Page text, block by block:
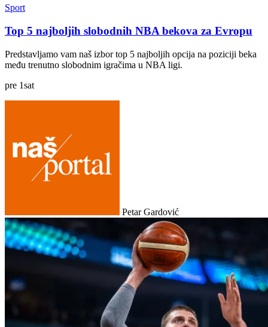
Sport
Top 5 najboljih slobodnih NBA bekova za Evropu
Predstavljamo vam naš izbor top 5 najboljih opcija na poziciji beka
među trenutno slobodnim igračima u NBA ligi.
pre 1sat
Petar Gardović